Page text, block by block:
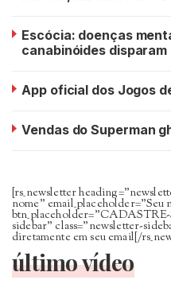
Escócia: doenças
canabinóides disparam
App oficial dos Jogos
Vendas do Superman
[rs_newsletter
nome” email_placeholder=”Seu
sidebar” class=”newsletter-
diretamente em seu email[/
último vídeo